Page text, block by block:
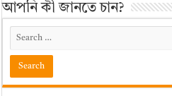
আপনি কী জানতে চান?